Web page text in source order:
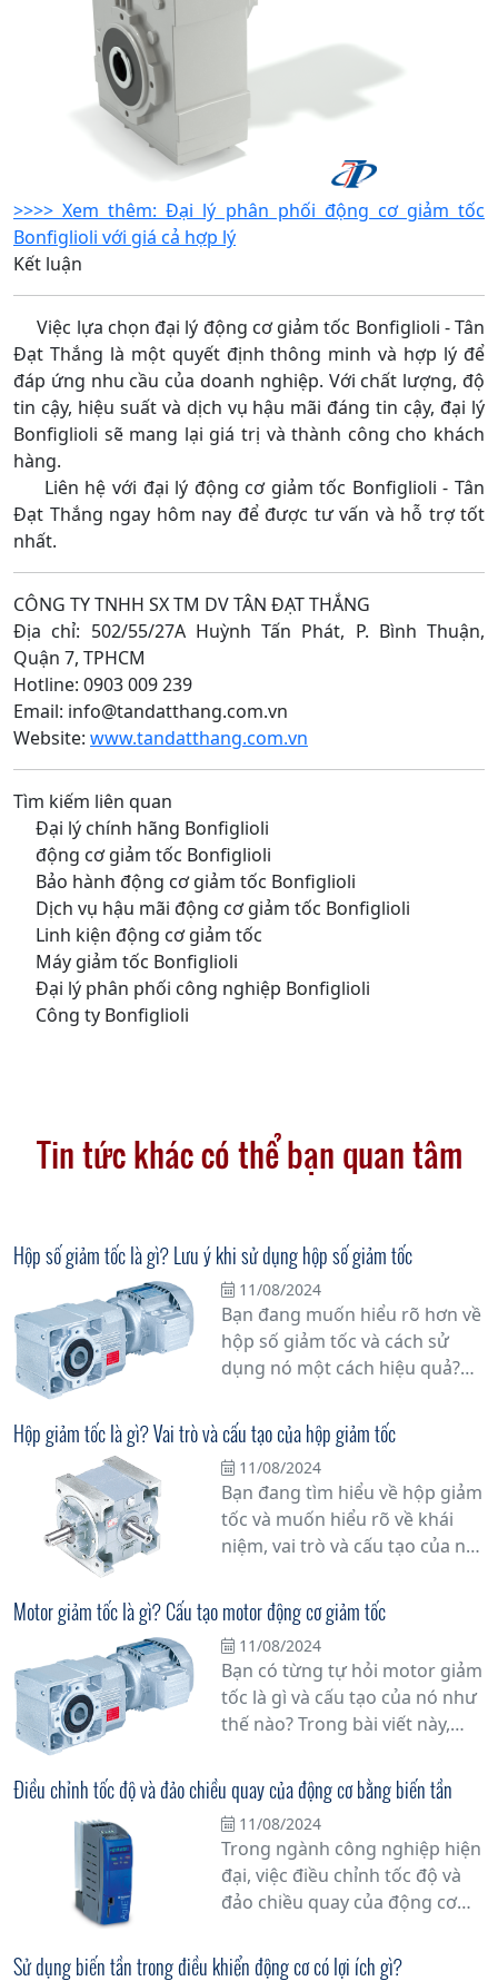
>>>> Xem thêm: Đại lý phân phối động cơ giảm tốc
Bonfiglioli với giá cả hợp lý
Kết luận
Việc lựa chọn đại lý động cơ giảm tốc Bonfiglioli - Tân
Đạt Thắng là một quyết định thông minh và hợp lý để
đáp ứng nhu cầu của doanh nghiệp. Với chất lượng, độ
tin cậy, hiệu suất và dịch vụ hậu mãi đáng tin cậy, đại lý
Bonfiglioli sẽ mang lại giá trị và thành công cho khách
hàng.
Liên hệ với đại lý động cơ giảm tốc Bonfiglioli - Tân
Đạt Thắng ngay hôm nay để được tư vấn và hỗ trợ tốt
nhất.
CÔNG TY TNHH SX TM DV TÂN ĐẠT THẮNG
Địa chỉ: 502/55/27A Huỳnh Tấn Phát, P. Bình Thuận,
Quận 7, TPHCM
Hotline: 0903 009 239
Email: info@tandatthang.com.vn
Website: www.tandatthang.com.vn
Tìm kiếm liên quan
Đại lý chính hãng Bonfiglioli
động cơ giảm tốc Bonfiglioli
Bảo hành động cơ giảm tốc Bonfiglioli
Dịch vụ hậu mãi động cơ giảm tốc Bonfiglioli
Linh kiện động cơ giảm tốc
Máy giảm tốc Bonfiglioli
Đại lý phân phối công nghiệp Bonfiglioli
Công ty Bonfiglioli
Tin tức khác có thể bạn quan tâm
Hộp số giảm tốc là gì? Lưu ý khi sử dụng hộp số giảm tốc
11/08/2024
Bạn đang muốn hiểu rõ hơn về
hộp số giảm tốc và cách sử
dụng nó một cách hiệu quả?
về vấn đề này.
Hộp giảm tốc là gì? Vai trò và cấu tạo của hộp giảm tốc
11/08/2024
Bạn đang tìm hiểu về hộp giảm
tốc và muốn hiểu rõ về khái
niệm, vai trò và cấu tạo của nó?
Trong bài viết này, chúng tôi sẽ
cung cấp thông tin đầy đủ và
chi tiết về hộp giảm tốc để giúp
bạn hiểu rõ hơn về nó.
Motor giảm tốc là gì? Cấu tạo motor động cơ giảm tốc
11/08/2024
Bạn có từng tự hỏi motor giảm
tốc là gì và cấu tạo của nó như
thế nào? Trong bài viết này,
mắc của bạn về motor giảm
tốc, một thiết bị quan trọng
trong công nghiệp và các ứng
dụng khác.
Điều chỉnh tốc độ và đảo chiều quay của động cơ bằng biến tần
11/08/2024
Trong ngành công nghiệp hiện
đại, việc điều chỉnh tốc độ và
đảo chiều quay của động cơ
một yếu tố quan trọng trong
Sử dụng biến tần trong điều khiển động cơ có lợi ích gì?